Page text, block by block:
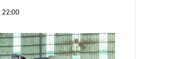
22:00